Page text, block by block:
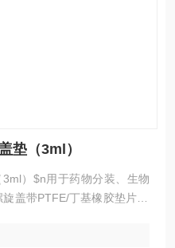
垫（3ml）
）$n用于药物分装、生物
盖带PTFE/丁基橡胶垫片$n
、生物制剂、标准品、抗菌